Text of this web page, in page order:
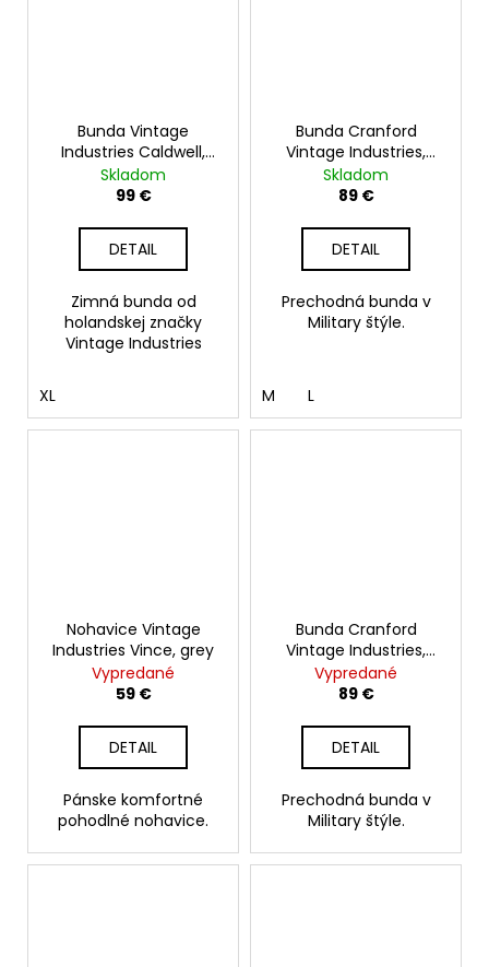
Bunda Vintage
Industries Caldwell,
sand
Skladom
99 €
DETAIL
Zimná bunda od
holandskej značky
Vintage Industries
XL
Bunda Cranford
Vintage Industries,
dark khaki
Skladom
89 €
DETAIL
Prechodná bunda v
Military štýle.
M L
Nohavice Vintage
Industries Vince, grey
Vypredané
59 €
DETAIL
Pánske komfortné
pohodlné nohavice.
Bunda Cranford
Vintage Industries,
woodland
Vypredané
89 €
DETAIL
Prechodná bunda v
Military štýle.